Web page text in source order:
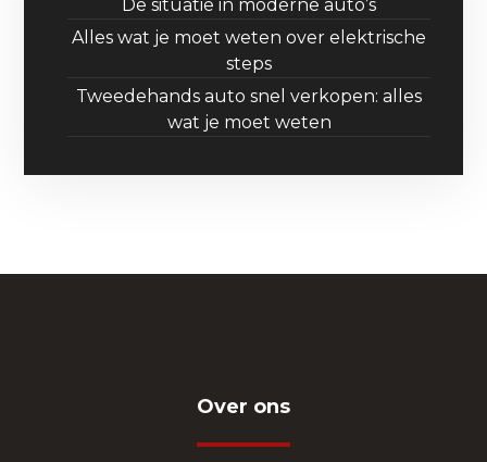
De situatie in moderne auto’s
Alles wat je moet weten over elektrische
steps
Tweedehands auto snel verkopen: alles
wat je moet weten
Over ons